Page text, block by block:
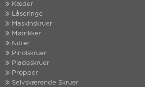
Kæder
Låseringe
Maskinskruer
Møtrikker
Nitter
Pinolskruer
Pladeskruer
Propper
Selvskærende Skruer